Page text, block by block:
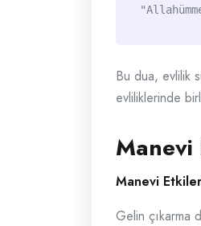
Bu dua, evlilik
evliliklerinde
Manevi
Gelin çıkarma